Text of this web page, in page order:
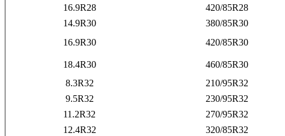
16.9R28
420/85R28
14.9R30
380/85R30
16.9R30
420/85R30
18.4R30
460/85R30
8.3R32
210/95R32
9.5R32
230/95R32
11.2R32
270/95R32
12.4R32
320/85R32